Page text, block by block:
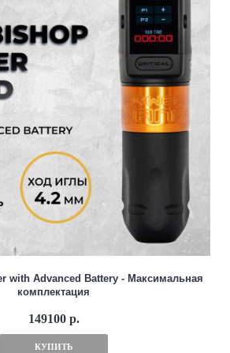
with Advanced Battery - Максимальная
комплектация
149100 р.
КУПИТЬ